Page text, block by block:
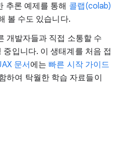
추론 예제를 통해 콜랩(colab)
볼 수도 있습니다.
개발자들과 직접 소통할 수
입니다. 이 생태계를 처음 접
문서에는 빠른 시작 가이드
하여 탁월한 학습 자료들이